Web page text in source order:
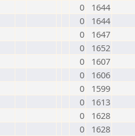
0
1644
0
1644
0
1647
0
1652
0
1607
0
1606
0
1599
0
1613
0
1628
0
1628